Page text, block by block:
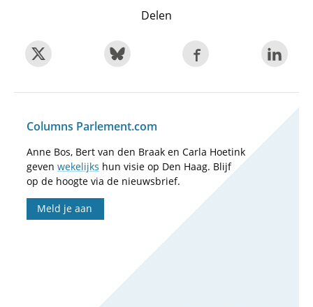
Delen
Columns Parlement.com
Anne Bos, Bert van den Braak en Carla Hoetink
geven wekelijks hun visie op Den Haag. Blijf
op de hoogte via de nieuwsbrief.
Meld je aan